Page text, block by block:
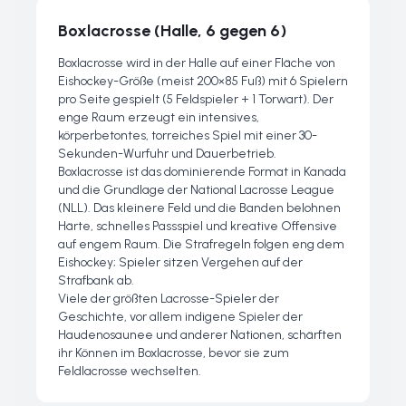
Boxlacrosse (Halle, 6 gegen 6)
Boxlacrosse wird in der Halle auf einer Fläche von
Eishockey-Größe (meist 200×85 Fuß) mit 6 Spielern
pro Seite gespielt (5 Feldspieler + 1 Torwart). Der
enge Raum erzeugt ein intensives,
körperbetontes, torreiches Spiel mit einer 30-
Sekunden-Wurfuhr und Dauerbetrieb.
Boxlacrosse ist das dominierende Format in Kanada
und die Grundlage der National Lacrosse League
(NLL). Das kleinere Feld und die Banden belohnen
Härte, schnelles Passspiel und kreative Offensive
auf engem Raum. Die Strafregeln folgen eng dem
Eishockey; Spieler sitzen Vergehen auf der
Strafbank ab.
Viele der größten Lacrosse-Spieler der
Geschichte, vor allem indigene Spieler der
Haudenosaunee und anderer Nationen, schärften
ihr Können im Boxlacrosse, bevor sie zum
Feldlacrosse wechselten.